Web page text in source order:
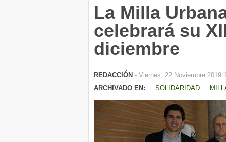
La Milla
celebrará su
diciembre
REDACCIÓN - Viernes, 22 Noviembre 2019
ARCHIVADO EN:
SOLIDARIDAD